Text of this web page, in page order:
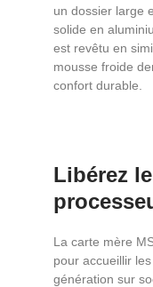
un dossier large
solide en
est revêtu en
mousse froide
confort durable.
Libérez
La carte mère
pour accueillir
génération sur